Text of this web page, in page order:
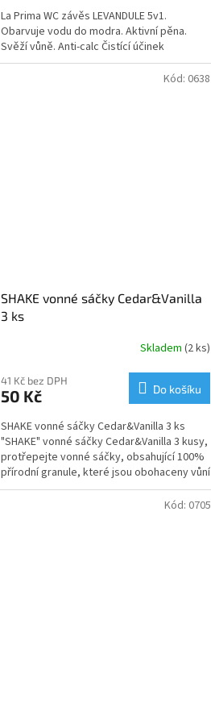
La Prima WC závěs LEVANDULE 5v1.
Obarvuje vodu do modra. Aktivní pěna.
Svěží vůně. Anti-calc Čistící účinek
SHAKE vonné sáčky Cedar&Vanilla
3 ks
Skladem (2 ks)
41 Kč bez DPH
50 Kč Do košíku
SHAKE vonné sáčky Cedar&Vanilla 3 ks
"SHAKE" vonné sáčky Cedar&Vanilla 3 kusy,
protřepejte vonné sáčky, obsahující 100%
přírodní granule, které jsou obohaceny vůní
na...
Kód: 0638
Kód: 0705